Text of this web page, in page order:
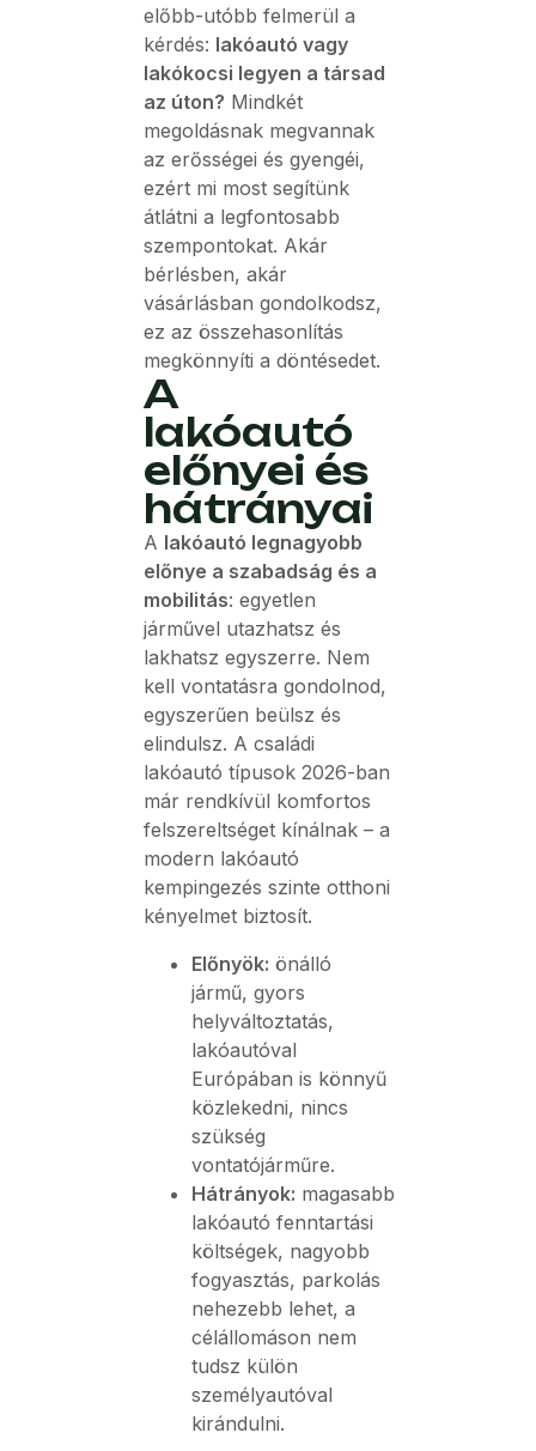
előbb-utóbb felmerül a
kérdés: lakóautó vagy
lakókocsi legyen a társad
az úton? Mindkét
megoldásnak megvannak
az erősségei és gyengéi,
ezért mi most segítünk
átlátni a legfontosabb
szempontokat. Akár
bérlésben, akár
vásárlásban gondolkodsz,
ez az összehasonlítás
megkönnyíti a döntésedet.
A
lakóautó
előnyei és
hátrányai
A lakóautó legnagyobb
előnye a szabadság és a
mobilitás: egyetlen
járművel utazhatsz és
lakhatsz egyszerre. Nem
kell vontatásra gondolnod,
egyszerűen beülsz és
elindulsz. A családi
lakóautó típusok 2026-ban
már rendkívül komfortos
felszereltséget kínálnak – a
modern lakóautó
kempingezés szinte otthoni
kényelmet biztosít.
Előnyök: önálló
jármű, gyors
helyváltoztatás,
lakóautóval
Európában is könnyű
közlekedni, nincs
szükség
vontatójárműre.
Hátrányok: magasabb
lakóautó fenntartási
költségek, nagyobb
fogyasztás, parkolás
nehezebb lehet, a
célállomáson nem
tudsz külön
személyautóval
kirándulni.